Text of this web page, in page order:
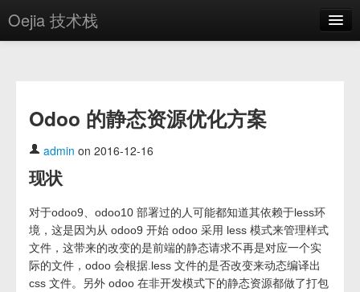
Oejia 技术栈
方案
OE学院
分享
关于
编辑器
登录
Odoo 的静态资源优化方案
admin on 2016-12-16
现状
对于odoo9、odoo10 部署过的人可能都知道其依赖于less环
境，这是因为从 odoo9 开始 odoo 采用 less 模式来管理样式
文件，这带来的改变的是前端的静态请求不再是对应一个实
际的文件，odoo 会根据.less 文件的是否改变来动态编译出
css 文件。另外 odoo 在非开发模式下的静态资源都做了打包